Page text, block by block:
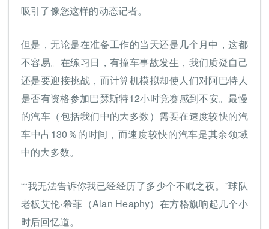
吸引了像您这样的动态记者。
但是，无论是在准备工作的当天还是几个月中，这都
不容易。在练习日，有撞车事故发生，我们质疑自己
还是要迎接挑战，而计算机模拟却使人们对阿巴特人
是否有资格参加巴瑟斯特12小时竞赛感到不安。最慢
的汽车（包括我们中的大多数）需要在速度较快的汽
车中占130％的时间，而速度较快的汽车是其余领域
中的大多数。
““我无法告诉你我已经经历了多少个不眠之夜。”球队
老板艾伦·希菲（Alan Heaphy）在方格旗响起几个小
时后回忆道。